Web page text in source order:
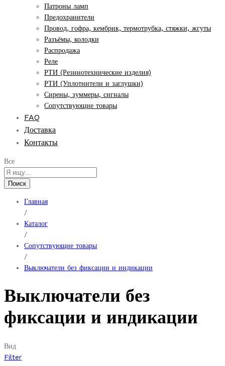
Патроны ламп
Предохранители
Провод, гофра, кембрик, термотрубка, стяжки, жгуты
Разъёмы, колодки
Распродажа
Реле
РТИ (Резинотехнические изделия)
РТИ (Уплотнители и заглушки)
Сирены, зуммеры, сигналы
Сопутствующие товары
FAQ
Доставка
Контакты
Все
Поиск
Главная
/
Каталог
/
Сопутствующие товары
/
Выключатели без фиксации и индикации
Выключатели без
фиксации и индикации
Вид
Filter